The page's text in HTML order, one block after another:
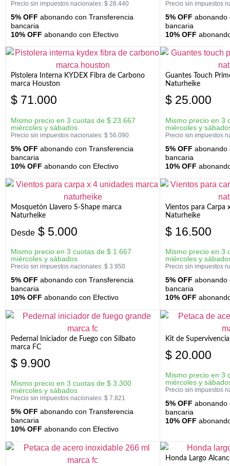
Precio sin impuestos nacionales: $ 28.440
5% OFF abonando con Transferencia
bancaria
10% OFF abonando con Efectivo
Precio sin impuestos
5% OFF abonando
bancaria
10% OFF
Pistolera Interna KYDEX Fibra de Carbono
marca Houston
$ 71.000
Mismo precio en 3 cuotas de $ 23.667
miércoles y sábados
Precio sin impuestos nacionales: $ 56.090
5% OFF abonando con Transferencia
bancaria
10% OFF abonando con Efectivo
Guantes Touch
Naturheike
$ 25.000
Mismo precio en 3
miércoles y
Precio sin impuestos
5% OFF abonando
bancaria
10% OFF
Mosquetón Llavero S-Shape marca
Naturheike
Desde $ 5.000
Mismo precio en 3 cuotas de $ 1.667
miércoles y sábados
Precio sin impuestos nacionales: $ 3.950
5% OFF abonando con Transferencia
bancaria
10% OFF abonando con Efectivo
Vientos para Carpa
Naturheike
$ 16.500
Mismo precio en 3
miércoles y
Precio sin impuestos
5% OFF abonando
bancaria
10% OFF
Pedernal Iniciador de Fuego con Silbato
marca FC
$ 9.900
Mismo precio en 3 cuotas de $ 3.300
miércoles y sábados
Precio sin impuestos nacionales: $ 7.821
5% OFF abonando con Transferencia
bancaria
10% OFF abonando con Efectivo
Kit de
$ 20.000
Mismo precio en 3
miércoles y
Precio sin impuestos
5% OFF abonando
bancaria
10% OFF
Honda Largo